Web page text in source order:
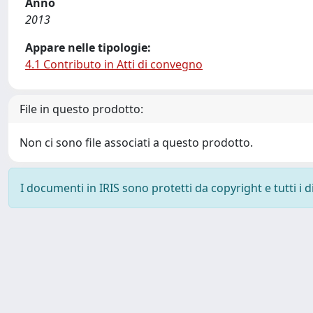
2013
Appare nelle tipologie:
4.1 Contributo in Atti di convegno
File in questo prodotto:
Non ci sono file associati a questo prodotto.
I documenti in IRIS sono protetti da copyright e tutti i